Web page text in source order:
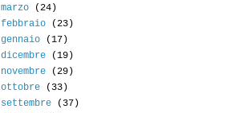
marzo (24)
febbraio (23)
gennaio (17)
dicembre (19)
novembre (29)
ottobre (33)
settembre (37)